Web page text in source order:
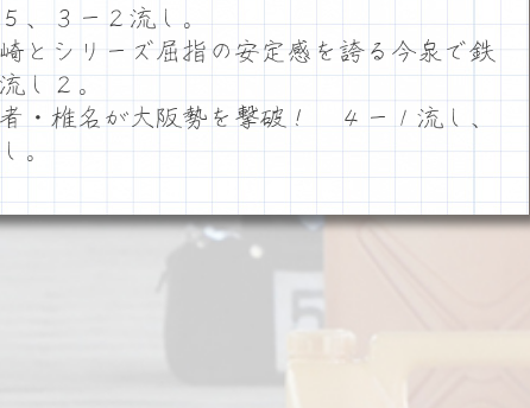
、３ー２流し。
とシリーズ屈指の安定感を誇る今泉で鉄
し２。
・椎名が大阪勢を撃破！ ４ー１流し、
。